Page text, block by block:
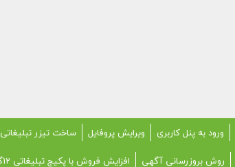
ورود به پنل کاربری ویرایش پروفایل ساخت تیزر تبلیغاتی
روش بروزرسانی آگهی افزایش فروش با پکیج تبلیغاتی 12گانه